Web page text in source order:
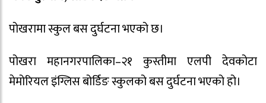
पोखरामा स्कुल बस दुर्घटना भएको छ।
पोखरा महानगरपालिका–२१ कुस्तीमा एलपी देवकोटा
मेमोरियल इंग्लिस बोर्डिङ स्कुलको बस दुर्घटना भएको हो।